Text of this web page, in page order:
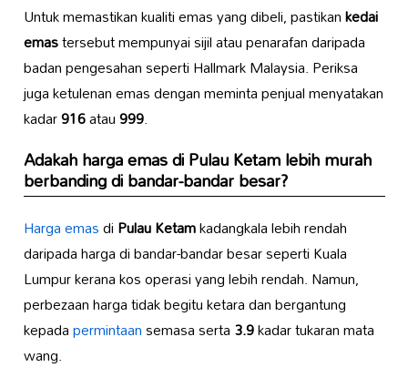
Untuk memastikan kualiti emas yang dibeli, pastikankedai
emastersebut mempunyai sijil atau penarafan daripada
badan pengesahan seperti Hallmark Malaysia. Periksa
juga ketulenan emas dengan meminta penjual menyatakan
kadar916atau999.
Adakah harga emas diPulau Ketamlebih murah
berbanding di bandar-bandar besar?
Harga emasdiPulau Ketamkadangkala lebih rendah
daripada harga di bandar-bandar besar seperti Kuala
Lumpur kerana kos operasi yang lebih rendah. Namun,
perbezaan harga tidak begitu ketara dan bergantung
kepadapermintaansemasa serta3.9kadar tukaran mata
wang.